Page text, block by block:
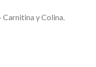
Carnitina y Colina.